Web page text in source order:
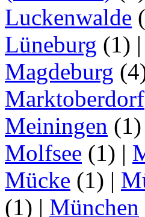
Luckenwalde
Lüneburg (1) |
Magdeburg
Marktoberdorf
Meiningen (1)
Molfsee (1) |
Mücke (1) |
(1) | München